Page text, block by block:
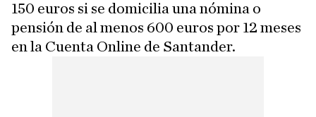
150 euros si se domicilia una nómina o
pensión de al menos 600 euros por 12 meses
en la Cuenta Online de Santander.